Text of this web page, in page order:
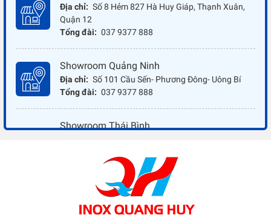
Địa chỉ: Số 8 Hẻm 827 Hà Huy Giáp, Thạnh Xuân,
Quận 12
Tổng đài: 037 9377 888
Showroom Quảng Ninh
Địa chỉ: Số 101 Cầu Sến- Phương Đông- Uông Bí
Tổng đài: 037 9377 888
Showroom Thái Bình
037 9377 888
Showroom Đồng Nai
Địa chỉ: 1066 - QL 51 Tổ 3- Ấp Đồng- Phước Tân-